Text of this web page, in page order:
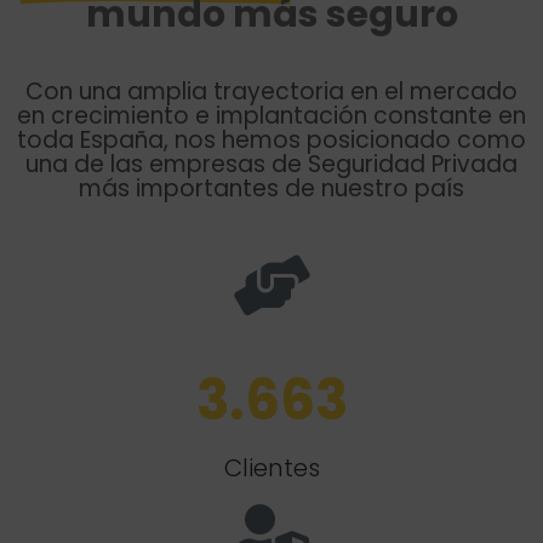
mundo más seguro
Con una amplia trayectoria en el mercado
en crecimiento e implantación constante en
toda España, nos hemos posicionado como
una de las empresas de Seguridad Privada
más importantes de nuestro país
3.663
Clientes